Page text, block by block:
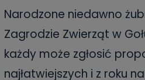
Narodzone niedawno
Zagrodzie Zwierząt w
każdy może zgłosić
najłatwiejszych i z roku